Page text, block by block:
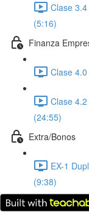
Clase
(5:16)
Finanza
Clase
Clase
(24:55)
Extra/Bonos
EX-1
(9:38)